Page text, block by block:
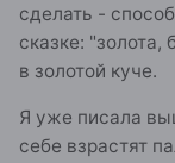
сделать -
сказке: "золота,
в золотой куче.
Я уже писала
себе взрастят